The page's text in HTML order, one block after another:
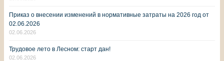
Приказ о внесении изменений в нормативные затраты на 2026 год от
02.06.2026
02.06.2026
Трудовое лето в Лесном: старт дан!
02.06.2026